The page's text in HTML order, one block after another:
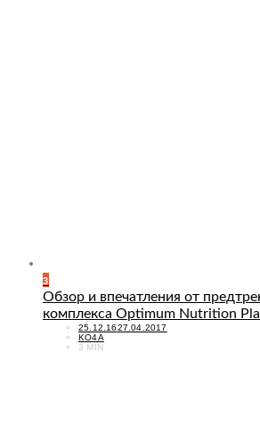
3
Обзор и впечатления от
комплекса Optimum Nutrition
POSTED
ON
25.12.1627.04.2017
KO4A
3 MIN